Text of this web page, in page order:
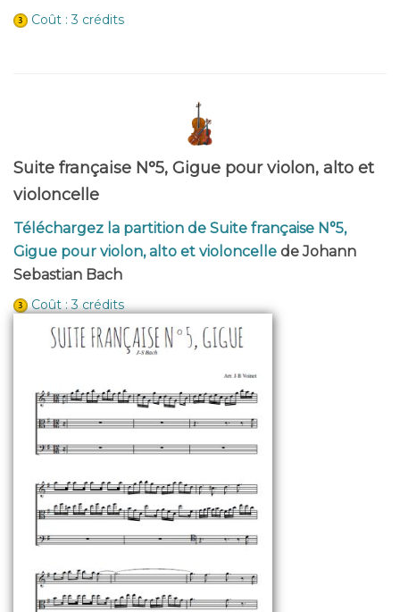
Coût : 3 crédits
Suite française N°5, Gigue pour violon, alto et
violoncelle
Téléchargez la partition de Suite française N°5,
Gigue pour violon, alto et violoncelle de Johann
Sebastian Bach
Coût : 3 crédits